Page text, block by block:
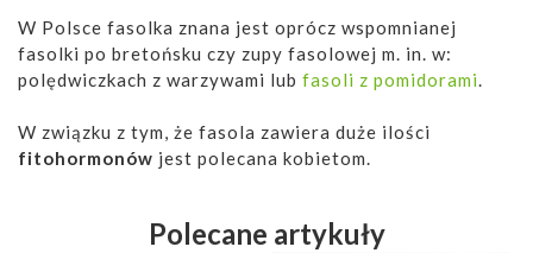
W Polsce fasolka znana jest oprócz wspomnianej
fasolki po bretońsku czy zupy fasolowej m. in. w:
polędwiczkach z warzywami lub fasoli z pomidorami.
W związku z tym, że fasola zawiera duże ilości
fitohormonów jest polecana kobietom.
Polecane artykuły